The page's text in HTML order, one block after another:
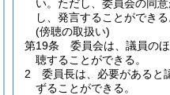
い。 ただし、委員会の同
し、発言することができる
(傍聴の取扱い)
第19条
委員会は、議員の
聴することができる。
2
委員長は、必要があると
ずることができる。